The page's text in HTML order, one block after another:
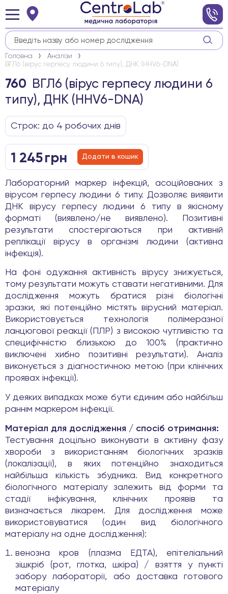
Головна
Аналізи
ВГЛ6 (вірус герпесу людини 6 типу), ДНК (HHV6-DNA)
760
ВГЛ6 (вірус герпесу людини 6
типу), ДНК (HHV6-DNA)
Строк: до 4 робочих днів
1 245грн Додати в кошик
Лабораторний маркер інфекцій, асоційованих з
вірусом герпесу людини 6 типу. Дозволяє виявити
ДНК вірусу герпесу людини 6 типу в якісному
форматі (виявлено/не виявлено). Позитивні
результати спостерігаються при активній
реплікації вірусу в організмі людини (активна
інфекція).
На фоні одужання активність вірусу знижується,
тому результати можуть ставати негативними. Для
дослідження можуть братися різні біологічні
зразки, які потенційно містять вірусний матеріал.
Використовується технологія полімеразної
ланцюгової реакції (ПЛР) з високою чутливістю та
специфічністю близькою до 100% (практично
виключені хибно позитивні результати). Аналіз
виконується з діагностичною метою (при клінічних
проявах інфекції).
У деяких випадках може бути єдиним або найбільш
раннім маркером інфекції.
Матеріал для дослідження / спосіб отримання:
Тестування доцільно виконувати в активну фазу
хвороби з використанням біологічних зразків
(локалізації), в яких потенційно знаходиться
найбільша кількість збудника. Вид конкретного
біологічного матеріалу залежить від форми та
стадії інфікування, клінічних проявів та
визначається лікарем. Для дослідження може
використовуватися (один вид біологічного
матеріалу на одне дослідження):
венозна кров (плазма ЕДТА), епітеліальний
зішкріб (рот, глотка, шкіра) / взяття у пункті
забору лабораторії, або доставка готового
матеріалу